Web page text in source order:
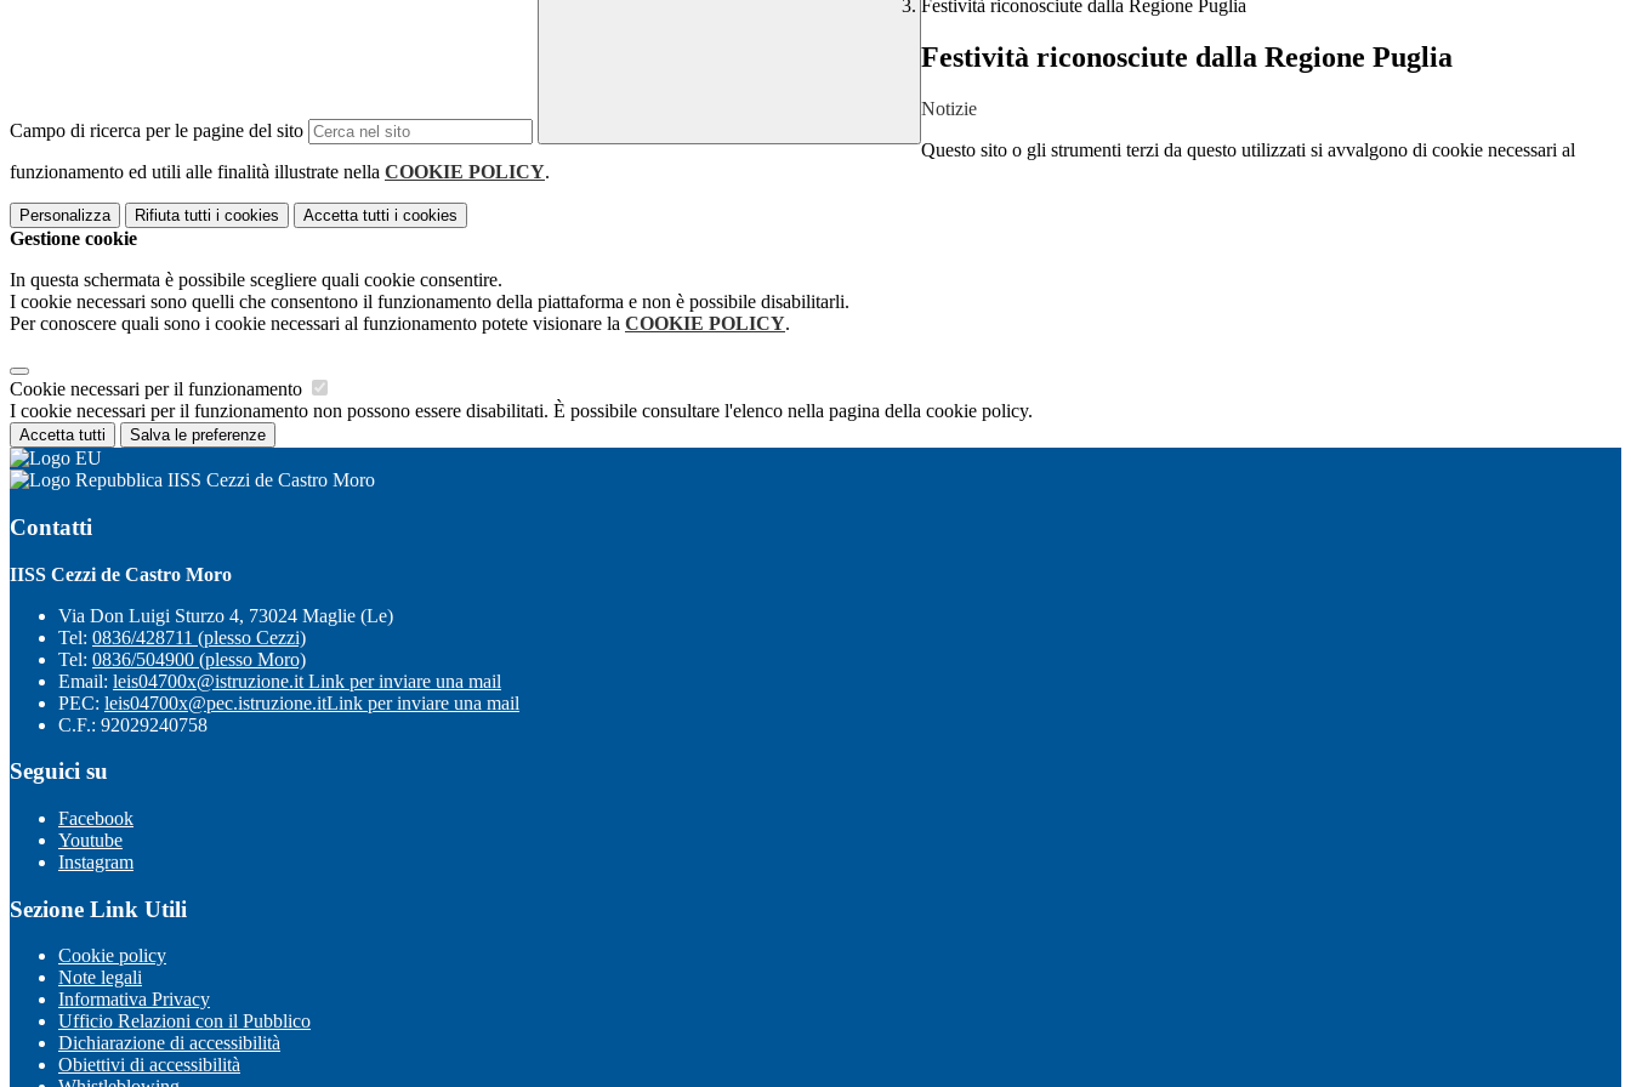
Campo di ricerca per le pagine del sito
Festività riconosciute dalla Regione Puglia
Festività riconosciute dalla Regione Puglia
Notizie
Questo sito o gli strumenti terzi da questo utilizzati si avvalgono di cookie necessari al
funzionamento ed utili alle finalità illustrate nella COOKIE POLICY.
Personalizza Rifiuta tutti i cookies Accetta tutti i cookies
Gestione cookie
In questa schermata è possibile scegliere quali cookie consentire.
I cookie necessari sono quelli che consentono il funzionamento della piattaforma e non è possibile disabilitarli.
Per conoscere quali sono i cookie necessari al funzionamento potete visionare la COOKIE POLICY.
Cookie necessari per il funzionamento
I cookie necessari per il funzionamento non possono essere disabilitati. È possibile consultare l'elenco nella pagina della cookie policy.
Accetta tutti Salva le preferenze
IISS Cezzi de Castro Moro
Contatti
IISS Cezzi de Castro Moro
Via Don Luigi Sturzo 4, 73024 Maglie (Le)
Tel: 0836/428711 (plesso Cezzi)
Tel: 0836/504900 (plesso Moro)
Email: leis04700x@istruzione.it Link per inviare una mail
PEC: leis04700x@pec.istruzione.itLink per inviare una mail
C.F.: 92029240758
Seguici su
Facebook
Youtube
Instagram
Sezione Link Utili
Cookie policy
Note legali
Informativa Privacy
Ufficio Relazioni con il Pubblico
Dichiarazione di accessibilità
Obiettivi di accessibilità